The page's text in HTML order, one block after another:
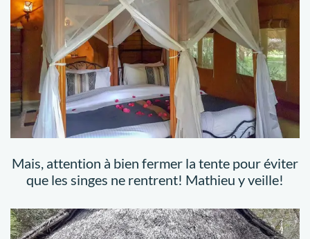
Mais, attention à bien fermer la tente pour éviter
que les singes ne rentrent! Mathieu y veille!